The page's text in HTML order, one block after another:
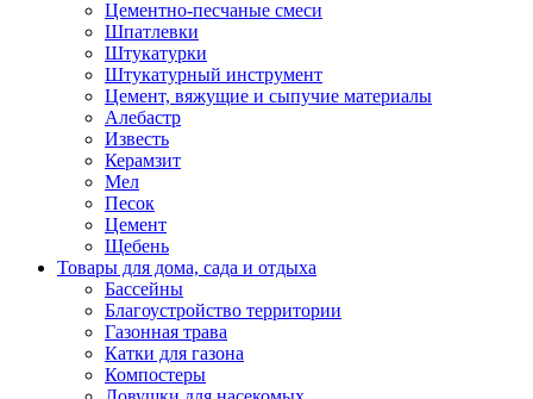
Цементно-песчаные смеси
Шпатлевки
Штукатурки
Штукатурный инструмент
Цемент, вяжущие и сыпучие материалы
Алебастр
Известь
Керамзит
Мел
Песок
Цемент
Щебень
Товары для дома, сада и отдыха
Бассейны
Благоустройство территории
Газонная трава
Катки для газона
Компостеры